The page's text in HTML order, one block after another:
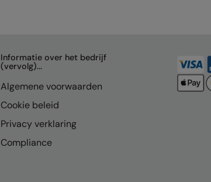
Informatie over het bedrijf
(vervolg)...
Algemene voorwaarden
Cookie beleid
Privacy verklaring
Compliance